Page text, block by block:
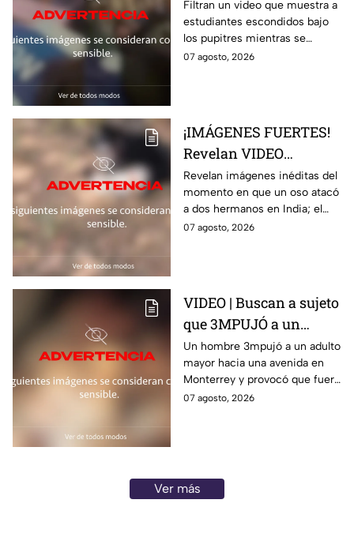
estudiantes escondidos
durante t1rot3o en
escuela de Tailandia
Filtran un video que muestra a
estudiantes escondidos bajo
los pupitres mientras se
escuchaban disparos durante
07 agosto, 2026
¡IMÁGENES FUERTES!
Revelan VIDEO
INÉDITO del momento
en que un oso m4tó a
dos hermanos
Revelan imágenes inéditas del
momento en que un oso atacó
a dos hermanos en India; el
brutal hecho dejó dos
07 agosto, 2026
VIDEO | Buscan a sujeto
que 3MPUJÓ a un
abuelito hacia la
avenida y provocó que
fuera 4rroll4do
Un hombre 3mpujó a un adulto
mayor hacia una avenida en
Monterrey y provocó que fuera
4rroll4do; el momento quedó
07 agosto, 2026
Ver más